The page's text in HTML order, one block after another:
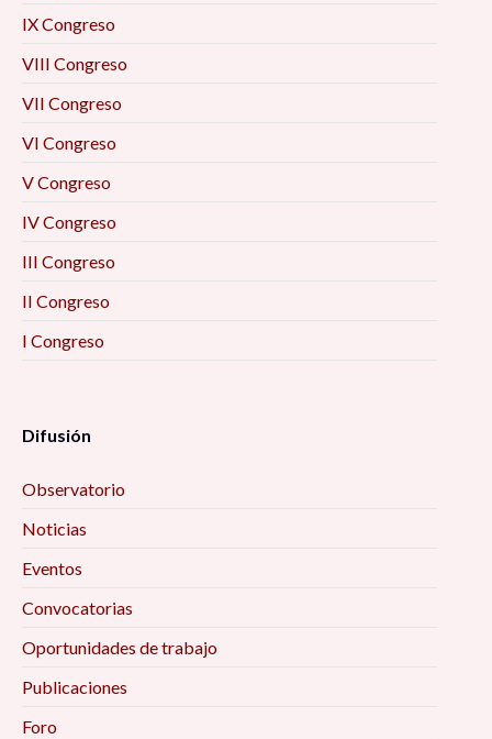
IX Congreso
VIII Congreso
VII Congreso
VI Congreso
V Congreso
IV Congreso
III Congreso
II Congreso
I Congreso
Difusión
Observatorio
Noticias
Eventos
Convocatorias
Oportunidades de trabajo
Publicaciones
Foro